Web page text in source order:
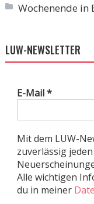
Wochenende in
LUW-NEWSLETTER
E-Mail*
Mit dem LUW-
zuverlässig
Alle wichtigen
du in meiner